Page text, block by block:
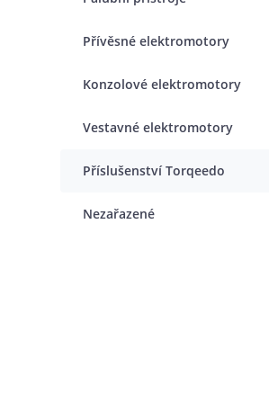
Přívěsné elektromotory
Konzolové elektromotory
Vestavné elektromotory
Příslušenství Torqeedo
Nezařazené